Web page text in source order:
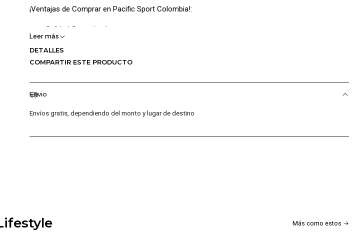
¡Ventajas de Comprar en Pacific Sport Colombia!:
Calidad Garantizada.
Confianza Total.
Servicio al Cliente Premium.
Preguntas Frecuentes
Sí, todos nuestros productos son 100% originales. Somos distribuidores autorizados de la
¿Cuál es su política de devoluciones?
Leer más
DETALLES
COMPARTIR ESTE PRODUCTO
Envio
Envíos gratis, dependiendo del monto y lugar de destino
Más como estos